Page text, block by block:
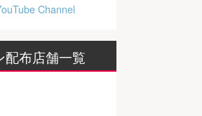
Channel
配布店舗一覧